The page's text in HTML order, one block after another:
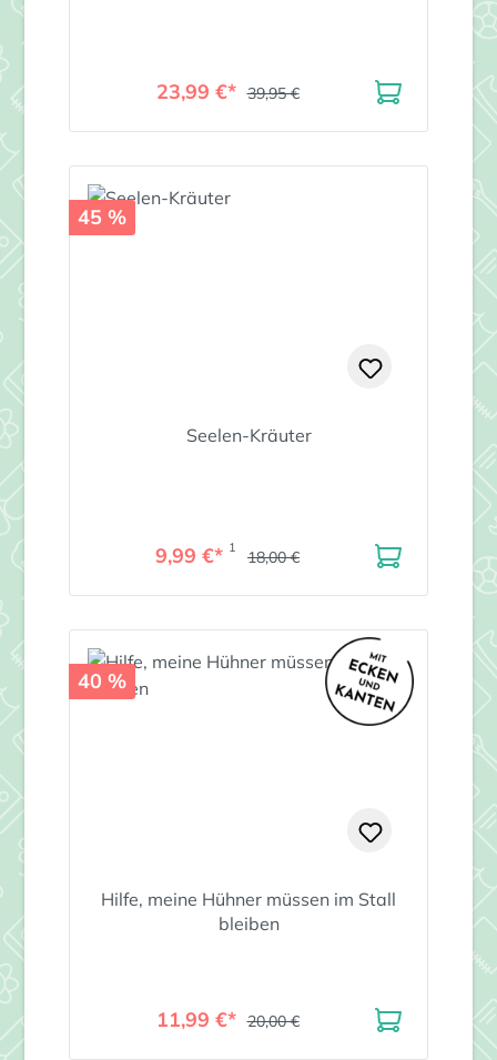
23,99 €* 39,95 €
45 %
Seelen-Kräuter
9,99 €* 1 18,00 €
40 %
Hilfe, meine Hühner müssen im Stall
bleiben
11,99 €* 20,00 €